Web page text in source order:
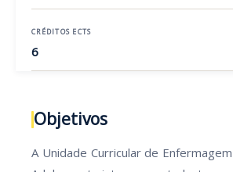
CRÉDITOS ECTS
6
Objetivos
A Unidade Curricular de